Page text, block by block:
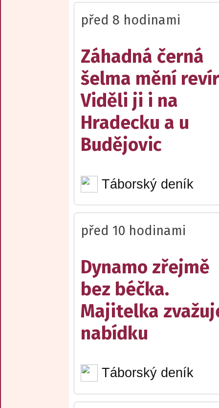
před 8 hodinami
Záhadná černá
šelma mění
Viděli ji i na
Hradecku a u
Budějovic
Táborský deník
před 10 hodinami
Dynamo zřejmě
bez béčka.
Majitelka
nabídku
Táborský deník